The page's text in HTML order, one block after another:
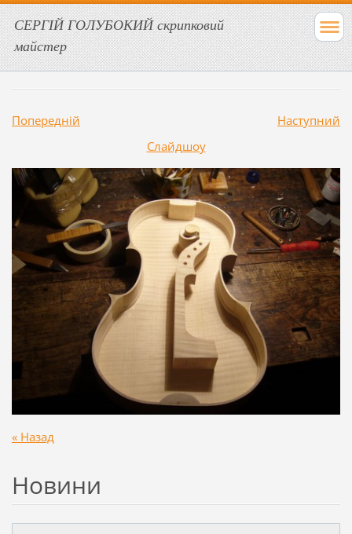
СЕРГІЙ ГОЛУБОКИЙ скрипковий
майстер
Попередній
Наступний
Слайдшоу
« Назад
Новини